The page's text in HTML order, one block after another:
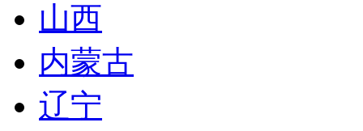
山西
内蒙古
辽宁